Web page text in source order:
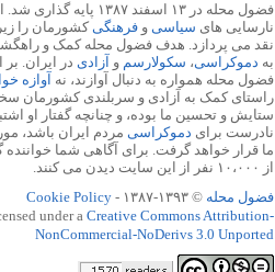
فضول محله در ۱۳ اسفند ۱۳۸۷
نارسایی های سیاسی و فرهنگیکشورمان را
نقد می پردازد. هدف فضول محله کمک و
به دموکراسی، سکولارسم و آزادی در ایران.
فضول محله همواره به دنبال آوازند، نه آوازه
راستای کمک به آزادی و سربلندی کشورمان
ستایش و تحسین ما بوده، و چنانچه گفتار او
نادرست برای دموکراسی مردم ایران باشد،
ما قرار خواهد گرفت. برای آگاهی شما خواننده
از ۱۰،۰۰۰ نفر از این سایت دیدن می کنند.
فضول محله © ۱۳۹۳-۱۳۸۷ -
Cookie Policy
under a Creative Commons Attribution-
NonCommercial-NoDerivs 3.0 Unported